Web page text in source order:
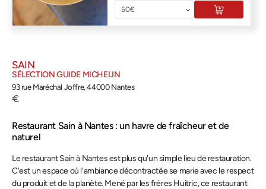
SAIN
SÉLECTION GUIDE MICHELIN
93 rue Maréchal Joffre, 44000 Nantes
Restaurant Sain à Nantes : un havre de fraîcheur et de
naturel
Le restaurant Sain à Nantes est plus qu'un simple lieu de restauration.
C'est un espace où l'ambiance décontractée se marie avec le respect
du produit et de la planète. Mené par les frères Huitric, ce restaurant